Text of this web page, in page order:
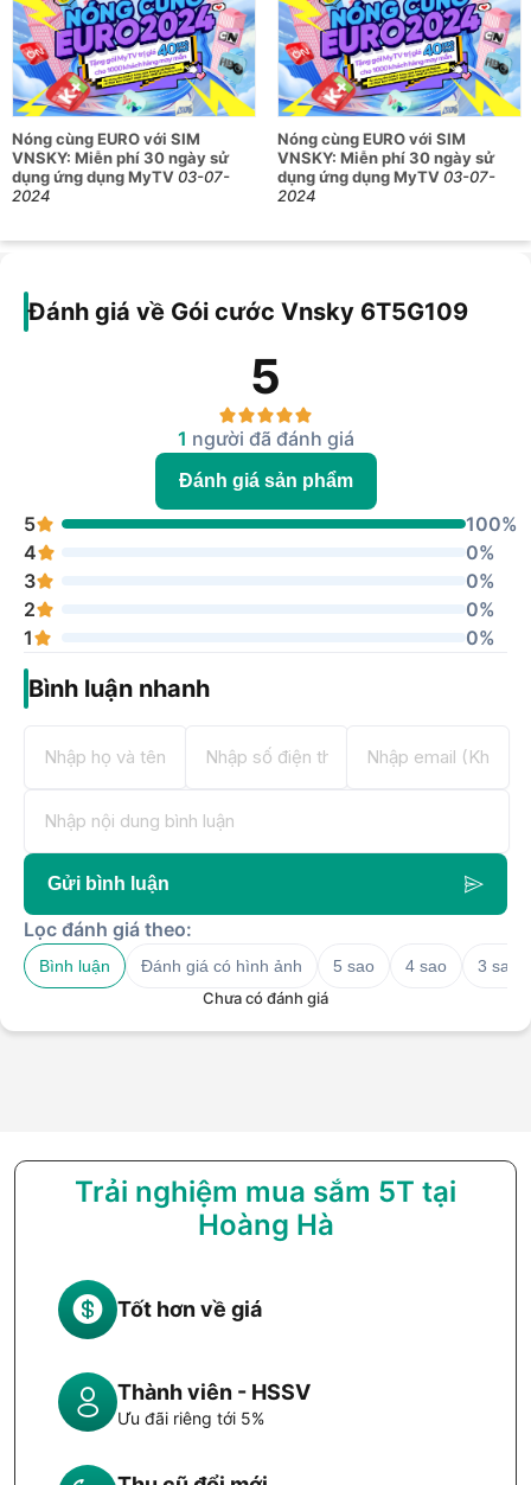
Nóng cùng EURO với SIM
VNSKY: Miễn phí 30 ngày sử
dụng ứng dụng MyTV03-07-
2024
Nóng cùng EURO với SIM
VNSKY: Miễn phí 30 ngày sử
dụng ứng dụng MyTV03-07-
2024
Đánh giá về Gói cước Vnsky 6T5G109
5
1 người đã đánh giá
Đánh giá sản phẩm
5
100%
4
0%
3
0%
2
0%
1
0%
Bình luận nhanh
Gửi bình luận
Lọc đánh giá theo:
Bình luận Đánh giá có hình ảnh 5 sao 4 sao
3 sao
Chưa có đánh giá
Trải nghiệm mua sắm 5T tại
Hoàng Hà
Tốt hơn về giá
Thành viên - HSSV
Ưu đãi riêng tới 5%